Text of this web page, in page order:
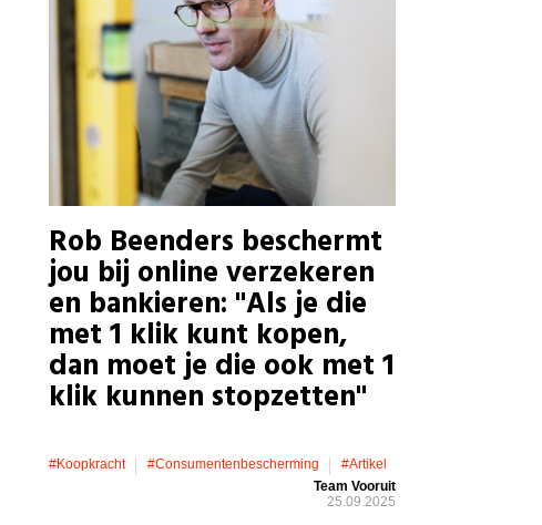
Rob Beenders beschermt
jou bij online verzekeren
en bankieren: "Als je die
met 1 klik kunt kopen,
dan moet je die ook met 1
klik kunnen stopzetten"
#koopkracht #consumentenbescherming
#artikel
Team Vooruit
25.09.2025